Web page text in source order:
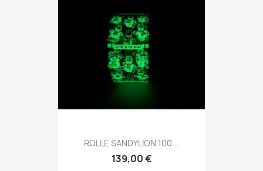
ROLLE SANDYLION 100...
139,00 €